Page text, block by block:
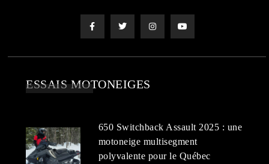
ESSAIS MOTONEIGES
650 Switchback Assault 2025 : une
motoneige multisegment
polyvalente pour le Québec